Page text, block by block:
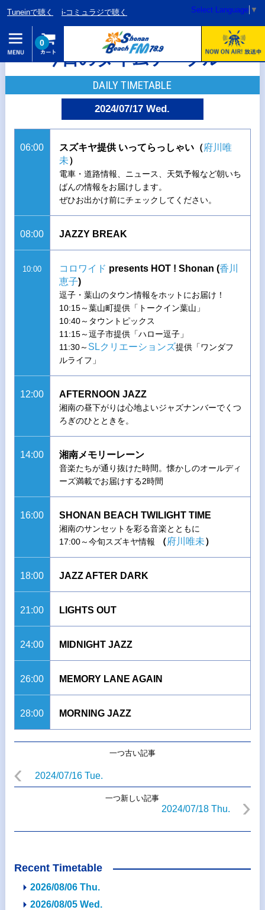
Tuneinで聴く i-コミュラジで聴く Select Language ▼
0
今日のタイムテーブル
DAILY TIMETABLE
2024/07/17 Wed.
06:00 スズキヤ提供 いってらっしゃい（府川唯
未）
電車・道路情報、ニュース、天気予報など朝いち
ばんの情報をお届けします。
ぜひお出かけ前にチェックしてください。
08:00 JAZZY BREAK
10:00 コロワイド presents HOT ! Shonan (香川
恵子)
逗子・葉山のタウン情報をホットにお届け！
10:15～葉山町提供「トークイン葉山」
10:40～タウントピックス
11:15～逗子市提供「ハロー逗子」
11:30～ SLクリエーションズ提供「ワンダフ
ルライフ」
12:00 AFTERNOON JAZZ
湘南の昼下がりは心地よいジャズナンバーでくつ
ろぎのひとときを。
14:00 湘南メモリーレーン
音楽たちが通り抜けた時間。懐かしのオールディ
ーズ満載でお届けする2時間
16:00 SHONAN BEACH TWILIGHT TIME
湘南のサンセットを彩る音楽とともに
17:00～今旬スズキヤ情報
（府川唯未）
18:00 JAZZ AFTER DARK
21:00 LIGHTS OUT
24:00 MIDNIGHT JAZZ
26:00 MEMORY LANE AGAIN
28:00 MORNING JAZZ
一つ古い記事
2024/07/16 Tue.
一つ新しい記事
2024/07/18 Thu.
Recent Timetable
2026/08/06 Thu.
2026/08/05 Wed.